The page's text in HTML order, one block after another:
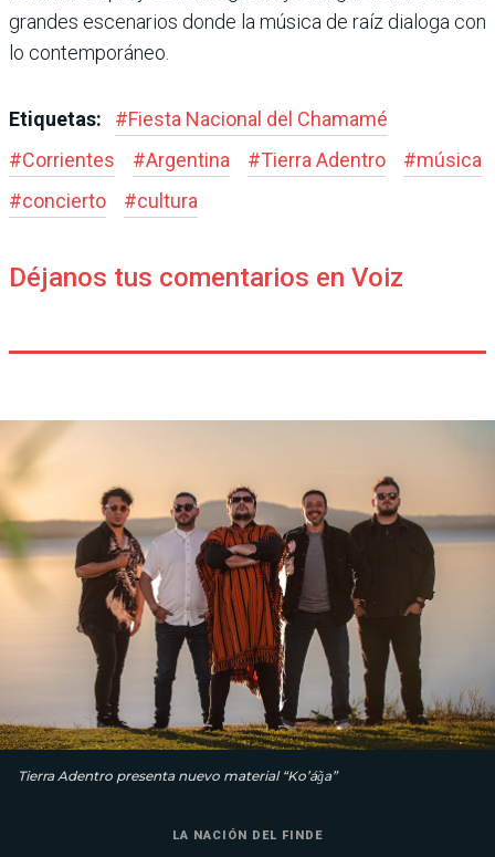
grandes escenarios donde la música de raíz dialoga con
lo contemporáneo.
Etiquetas: #Fiesta Nacional del Chamamé
#Corrientes #Argentina #Tierra Adentro #música
#concierto #cultura
Déjanos tus comentarios en Voiz
Tierra Adentro presenta nuevo material “Ko’ág̃a”
LA NACIÓN DEL FINDE